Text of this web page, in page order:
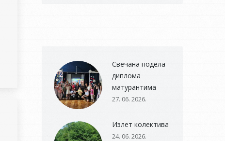
Свечана подела
диплома
матурантима
27. 06. 2026.
Излет колектива
24. 06. 2026.